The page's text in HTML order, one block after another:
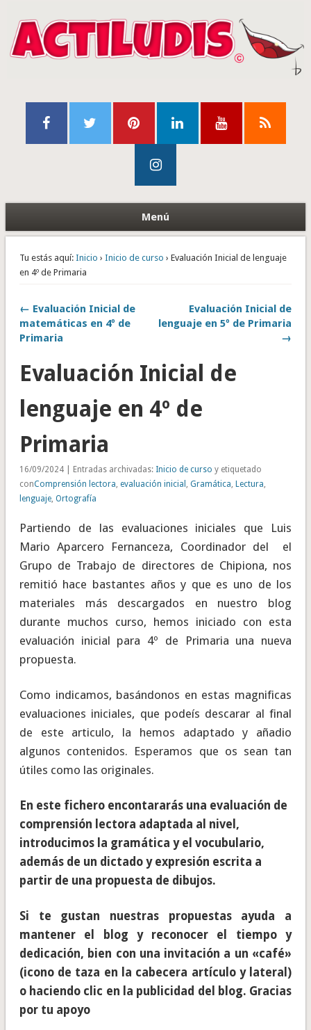
Menú
Tu estás aquí: Inicio › Inicio de curso › Evaluación Inicial de lenguaje
en 4º de Primaria
← Evaluación Inicial de
matemáticas en 4º de
Primaria
Evaluación Inicial de
lenguaje en 5º de Primaria
→
Evaluación Inicial de
lenguaje en 4º de
Primaria
16/09/2024 | Entradas archivadas: Inicio de curso y etiquetado
conComprensión lectora, evaluación inicial , Gramática, Lectura,
lenguaje, Ortografía
Partiendo de las evaluaciones iniciales que Luis
Mario Aparcero Fernanceza, Coordinador del el
Grupo de Trabajo de directores de Chipiona, nos
remitió hace bastantes años y que es uno de los
materiales más descargados en nuestro blog
durante muchos curso, hemos iniciado con esta
evaluación inicial para 4º de Primaria una nueva
propuesta.
Como indicamos, basándonos en estas magnificas
evaluaciones iniciales, que podeís descarar al final
de este articulo, la hemos adaptado y añadio
algunos contenidos. Esperamos que os sean tan
útiles como las originales.
En este fichero encontararás una evaluación de
comprensión lectora adaptada al nivel,
introducimos la gramática y el vocubulario,
además de un dictado y expresión escrita a
partir de una propuesta de dibujos.
Si te gustan nuestras propuestas ayuda a
mantener el blog y reconocer el tiempo y
dedicación, bien con una invitación a un «café»
(icono de taza en la cabecera artículo y lateral)
o haciendo clic en la publicidad del blog. Gracias
por tu apoyo